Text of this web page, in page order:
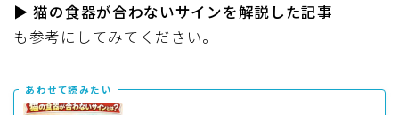
▶猫の食器が合わないサインを解説した記事
も参考にしてみてください。
あわせて読みたい